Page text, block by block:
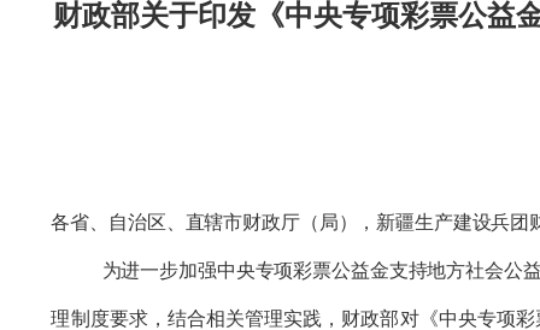
财政部关于印发《中央专项彩票公益
各省、自治区、直辖市财政厅（局），新疆生产建设兵团
为进一步加强中央专项彩票公益金支持地方社会公
理制度要求，结合相关管理实践，财政部对《中央专项